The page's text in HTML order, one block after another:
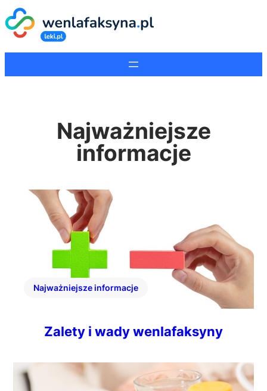
Najważniejsze
informacje
Najważniejsze informacje
Zalety i wady wenlafaksyny